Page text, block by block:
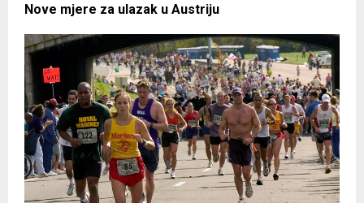
Nove mjere za ulazak u Austriju